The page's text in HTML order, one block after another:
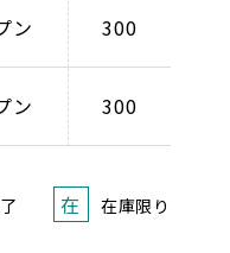
ン 300
ン 300
在 在庫限り